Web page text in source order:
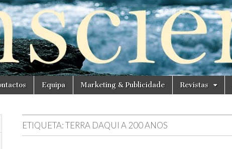
Equipa Marketing & Publicidade Revistas
ETIQUETA:TERRA DAQUI A 200 ANOS